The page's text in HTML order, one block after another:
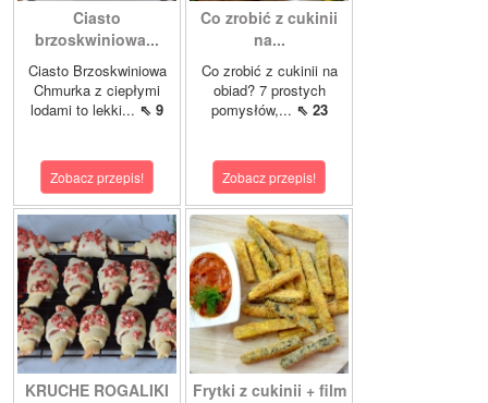
Ciasto
brzoskwiniowa...
Ciasto Brzoskwiniowa
Chmurka z ciepłymi
lodami to lekki... ⇖ 9
Zobacz przepis!
Co zrobić z cukinii
na...
Co zrobić z cukinii na
obiad? 7 prostych
pomysłów,... ⇖ 23
Zobacz przepis!
KRUCHE ROGALIKI
Frytki z cukinii + film